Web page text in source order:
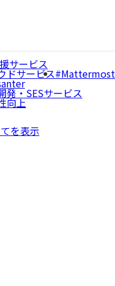
サービス
ドサービス Mattermost
発・SESサービス
向上
を表示